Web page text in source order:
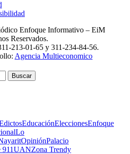
Enfoque Informativo – EiM
Reservados.
213-01-65 y 311-234-84-56.
Agencia Multieconomico
EducaciónEleccionesEnfoque
Lo
OpiniónPalacio
UANZona Trendy